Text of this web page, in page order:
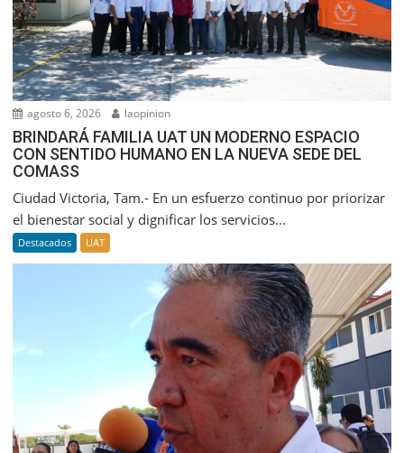
agosto 6, 2026 laopinion
BRINDARÁ FAMILIA UAT UN MODERNO ESPACIO
CON SENTIDO HUMANO EN LA NUEVA SEDE DEL
COMASS
Ciudad Victoria, Tam.- En un esfuerzo continuo por priorizar
el bienestar social y dignificar los servicios...
Destacados UAT